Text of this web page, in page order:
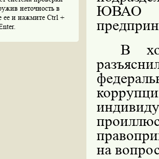
неточность в
ее и нажмите Ctrl +
ЮВАО
В
на